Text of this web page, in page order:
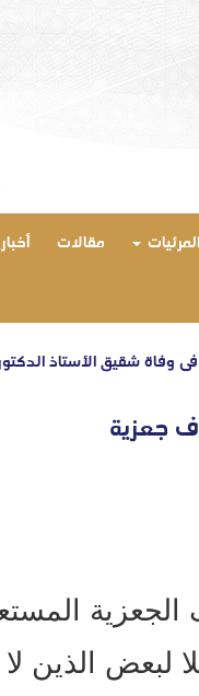
مقالات
الأستاذ الدكتور عبد
لبعض الذين